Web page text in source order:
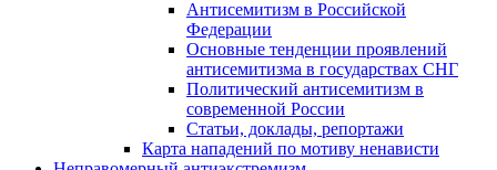
Антисемитизм в Российской
Федерации
Основные тенденции проявлений
антисемитизма в государствах СНГ
Политический антисемитизм в
современной России
Статьи, доклады, репортажи
Карта нападений по мотиву ненависти